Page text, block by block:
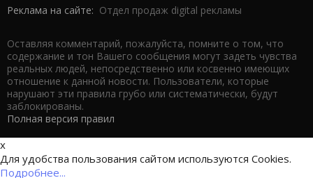
Реклама на сайте: Отдел продаж digital рекламы
Оставляя комментарий, пожалуйста, помните о том, что
содержание и тон Вашего сообщения могут задеть чувства
реальных людей, непосредственно или косвенно имеющих
отношение к данной новости. Пользователи, которые
нарушают эти правила грубо или систематически, будут
заблокированы.
Полная версия правил
x
Для удобства пользования сайтом используются Cookies.
Подробнее...